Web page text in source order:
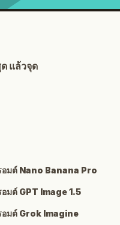
แล้วจุด
อมต์ Nano Banana Pro
อมต์ GPT Image 1.5
อมต์ Grok Imagine